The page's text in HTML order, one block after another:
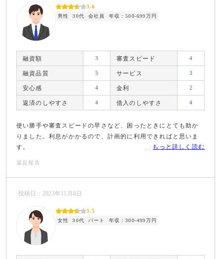
3.6
男性 30代 会社員 年収：500-699万円
融資額 3 審査スピード 4
融資品質 5 サービス 3
安心感 4 金利 2
返済のしやすさ 4 借入のしやすさ 4
使い勝手や審査スピードの早さなど、困ったときにとても助か
りました。利息がかかるので、計画的に利用できればと思いま
す。
もっと詳しく読む
違反報告
投稿日：2023年11月8日
3.5
女性 30代 パート 年収：300-499万円